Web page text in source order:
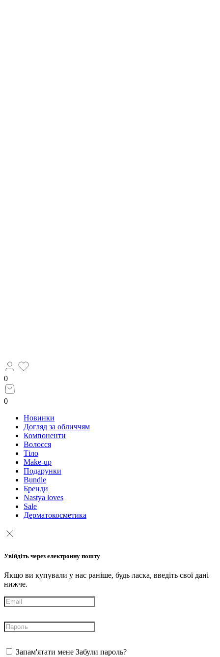
0
0
Новинки
Догляд за обличчям
Компоненти
Волосся
Тіло
Make-up
Подарунки
Bundle
Бренди
Nastya loves
Sale
Дерматокосметика
Увійдіть через електронну пошту
Якщо ви купували у нас раніше, будь ласка, введіть свої дані
нижче.
Запам'ятати мене Забули пароль?